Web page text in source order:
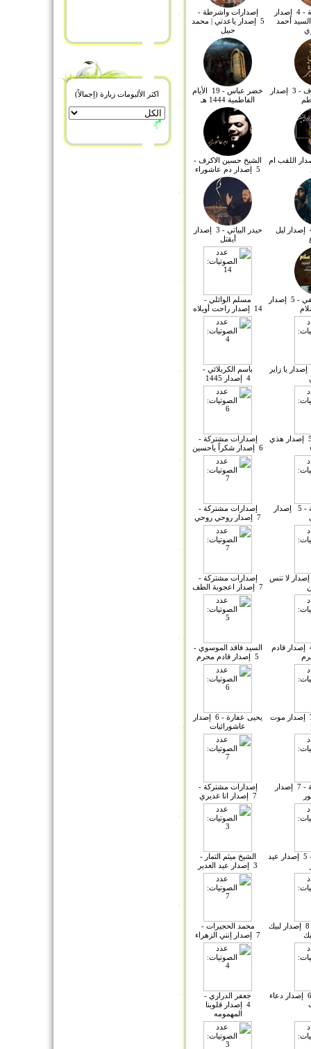
اكثر الألبومات زيارة (إجمالاً)
إصدارات واشرطة - 4 إصدار
أحمد
إصدارات واشرطة -
5 إصدار ياعدتي | محمد
حبيل
الشيخ حسين الاكرف - 3 إصدار
خضر عباس - 19 الأيام
الفاطمية 1444 هـ
- 7 إصدار اللقب ام
الشيخ حسين الاكرف -
5 إصدار دم عاشوراء
عباس يوسف - 4 إصدار ليل
حيدر البياتي - 3 إصدار
أيقتل
أحمد الفتلاوي النجفي - 5 إصدار
مسلم الوائلي -
14 إصدار راحت أويلاه
باسم الكربلائي - 6 إصدار يا زاير
باسم الكربلائي -
4 إصدار 1445
محمد الحجيرات - 5 إصدار هذي
إصدارات مشتركة -
6 إصدار شكراً ياحسين
إصدارات مشتركة - 5 إصدار
إصدارات مشتركة -
7 إصدار روحي روحي
الوائلي - 7 إصدار لا تنس
إصدارات مشتركة -
7 إصدار اعجوبة الطف
علي الساعدي - 4 إصدار قادم
السيد فاقد الموسوي -
5 إصدار قادم محرم
حيدر الحلواجي - 7 إصدار موت
يحيى عفارة - 6 إصدار
عاشورائيات
إصدارات مشتركة - 7 إصدار
إصدارات مشتركة -
7 إصدار انا غديري
إصدارات مشتركة - 5 إصدار عيد
الشيخ ميثم التمار -
3 إصدار عيد الغدير
إصدارت مشتركة - 8 إصدار لبيك
محمد الحجيرات -
7 إصدار إنني الزهراء
محمد الحجيرات - 6 إصدار دعاء
جعفر الدرازي -
4 إصدار قلوبنا
المهمومه